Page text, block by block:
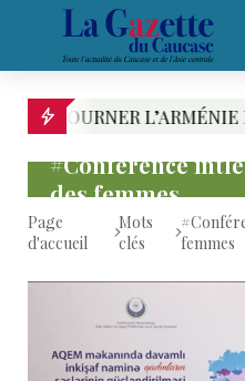
L’ARMÉNIE DE
#Conférence
des femmes
Page
d'accueil
Mots
clés
femmes